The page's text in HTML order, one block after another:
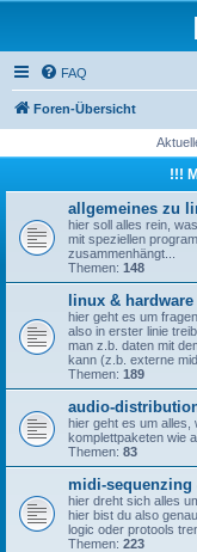
FAQ
Foren-Übersicht
!!!
allgemeines zu
hier soll alles rein,
mit speziellen
zusammenhängt...
Themen: 148
linux & hardware
hier geht es um
also in erster linie
man z.b. daten mit
kann (z.b. externe
Themen: 189
audio-
hier geht es um alles,
komplettpaketen wie
Themen: 83
midi-
hier dreht sich alles
hier bist du also
logic oder protools
Themen: 223